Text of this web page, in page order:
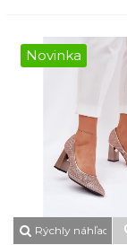
Novinka
Rýchly náhľad